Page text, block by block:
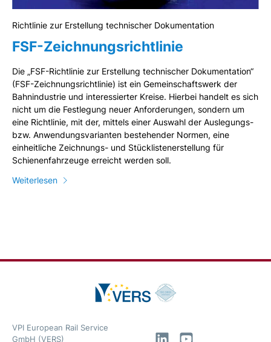
Richtlinie zur Erstellung technischer Dokumentation
FSF-Zeichnungsrichtlinie
Die „FSF-Richtlinie zur Erstellung technischer Dokumentation“
(FSF-Zeichnungsrichtlinie) ist ein Gemeinschaftswerk der
Bahnindustrie und interessierter Kreise. Hierbei handelt es sich
nicht um die Festlegung neuer Anforderungen, sondern um
eine Richtlinie, mit der, mittels einer Auswahl der Auslegungs-
bzw. Anwendungsvarianten bestehender Normen, eine
einheitliche Zeichnungs- und Stücklistenerstellung für
Schienenfahrzeuge erreicht werden soll.
Weiterlesen
VPI European Rail Service
GmbH (VERS)
LinkedInYouTube